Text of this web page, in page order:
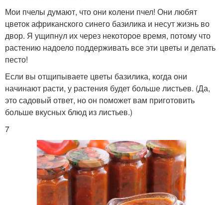
Мои пчелы думают, что они колени пчел! Они любят
цветок африканского синего базилика и несут жизнь во
двор. Я ущипнул их через некоторое время, потому что
растению надоело поддерживать все эти цветы и делать
песто!
Если вы отщипываете цветы базилика, когда они
начинают расти, у растения будет больше листьев. (Да,
это садовый ответ, но он поможет вам приготовить
больше вкусных блюд из листьев.)
7